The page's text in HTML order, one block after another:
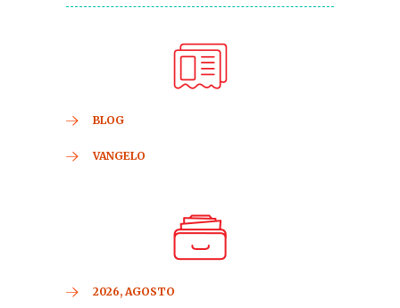
BLOG
VANGELO
2026, AGOSTO